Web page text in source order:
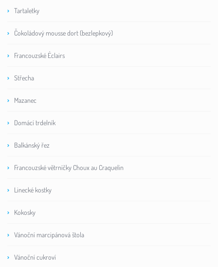
Tartaletky
Čokoládový mousse dort (bezlepkový)
Francouzské Éclairs
Střecha
Mazanec
Domácí trdelník
Balkánský řez
Francouzské větrníčky Choux au Craquelin
Linecké kostky
Kokosky
Vánoční marcipánová štola
Vánoční cukroví